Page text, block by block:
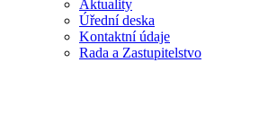
Aktuality
Úřední deska
Kontaktní údaje
Rada a Zastupitelstvo